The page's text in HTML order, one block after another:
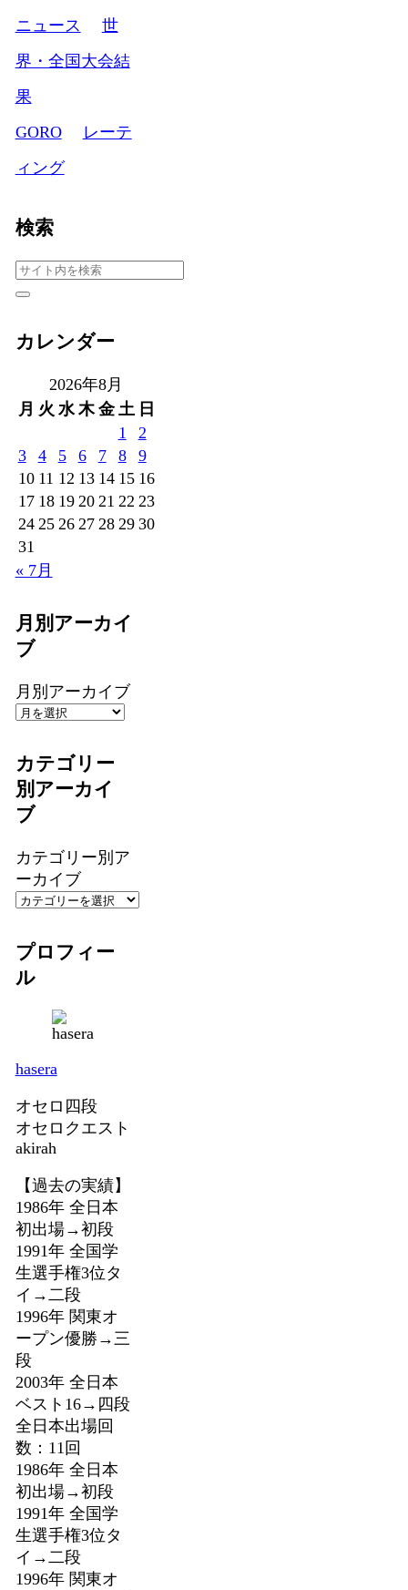
ニュース
世
界・全国大会結
果
GORO
レーテ
ィング
検索
カレンダー
2026年8月
月 火 水 木 金 土 日
1
2
3
4 5 6 7 8
9
10 11 12 13 14 15 16
17 18 19 20 21 22 23
24 25 26 27 28 29 30
31
« 7月
月別アーカイ
ブ
月別アーカイブ
カテゴリー
別アーカイ
ブ
カテゴリー別ア
ーカイブ
プロフィー
ル
hasera
オセロ四段
オセロクエスト
akirah
【過去の実績】
1986年 全日本
初出場→初段
1991年 全国学
生選手権3位タ
イ→二段
1996年 関東オ
ープン優勝→三
段
2003年 全日本
ベスト16→四段
全日本出場回
数：11回
1986年 全日本
初出場→初段
1991年 全国学
生選手権3位タ
イ→二段
1996年 関東オ